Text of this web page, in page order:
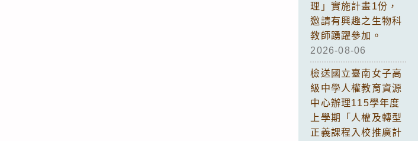
理」實施計畫1份，
邀請有興趣之生物科
教師踴躍參加。
2026-08-06
檢送國立臺南女子高
級中學人權教育資源
中心辦理115學年度
上學期「人權及轉型
正義課程入校推廣計